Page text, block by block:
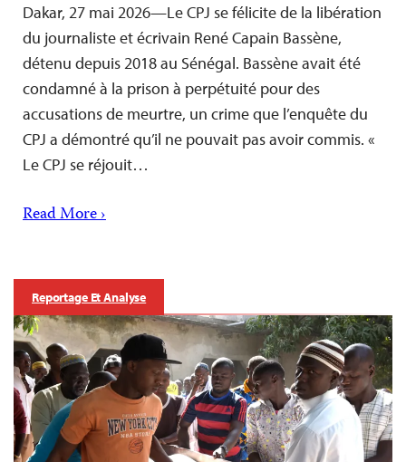
Dakar, 27 mai 2026—Le CPJ se félicite de la libération
du journaliste et écrivain René Capain Bassène,
détenu depuis 2018 au Sénégal. Bassène avait été
condamné à la prison à perpétuité pour des
accusations de meurtre, un crime que l’enquête du
CPJ a démontré qu’il ne pouvait pas avoir commis. «
Le CPJ se réjouit…
Read More ›
Reportage Et Analyse